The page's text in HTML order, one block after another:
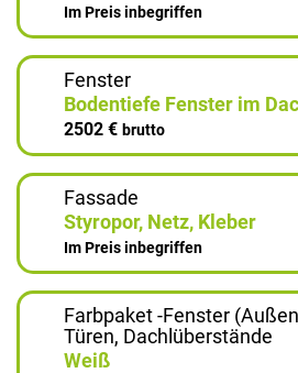
Im Preis inbegriffen
Fenster
Bodentiefe Fenster im
2502 € brutto
Fassade
Styropor, Netz, Kleber
Im Preis inbegriffen
Farbpaket -Fenster
Türen, Dachlüberstände
Weiß